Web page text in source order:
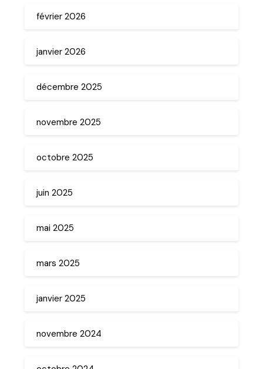
février 2026
janvier 2026
décembre 2025
novembre 2025
octobre 2025
juin 2025
mai 2025
mars 2025
janvier 2025
novembre 2024